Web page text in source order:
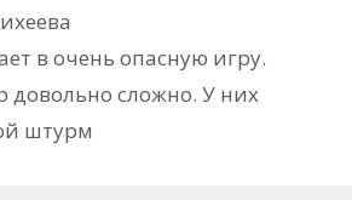
в очень опасную игру.
довольно сложно. У них
штурм